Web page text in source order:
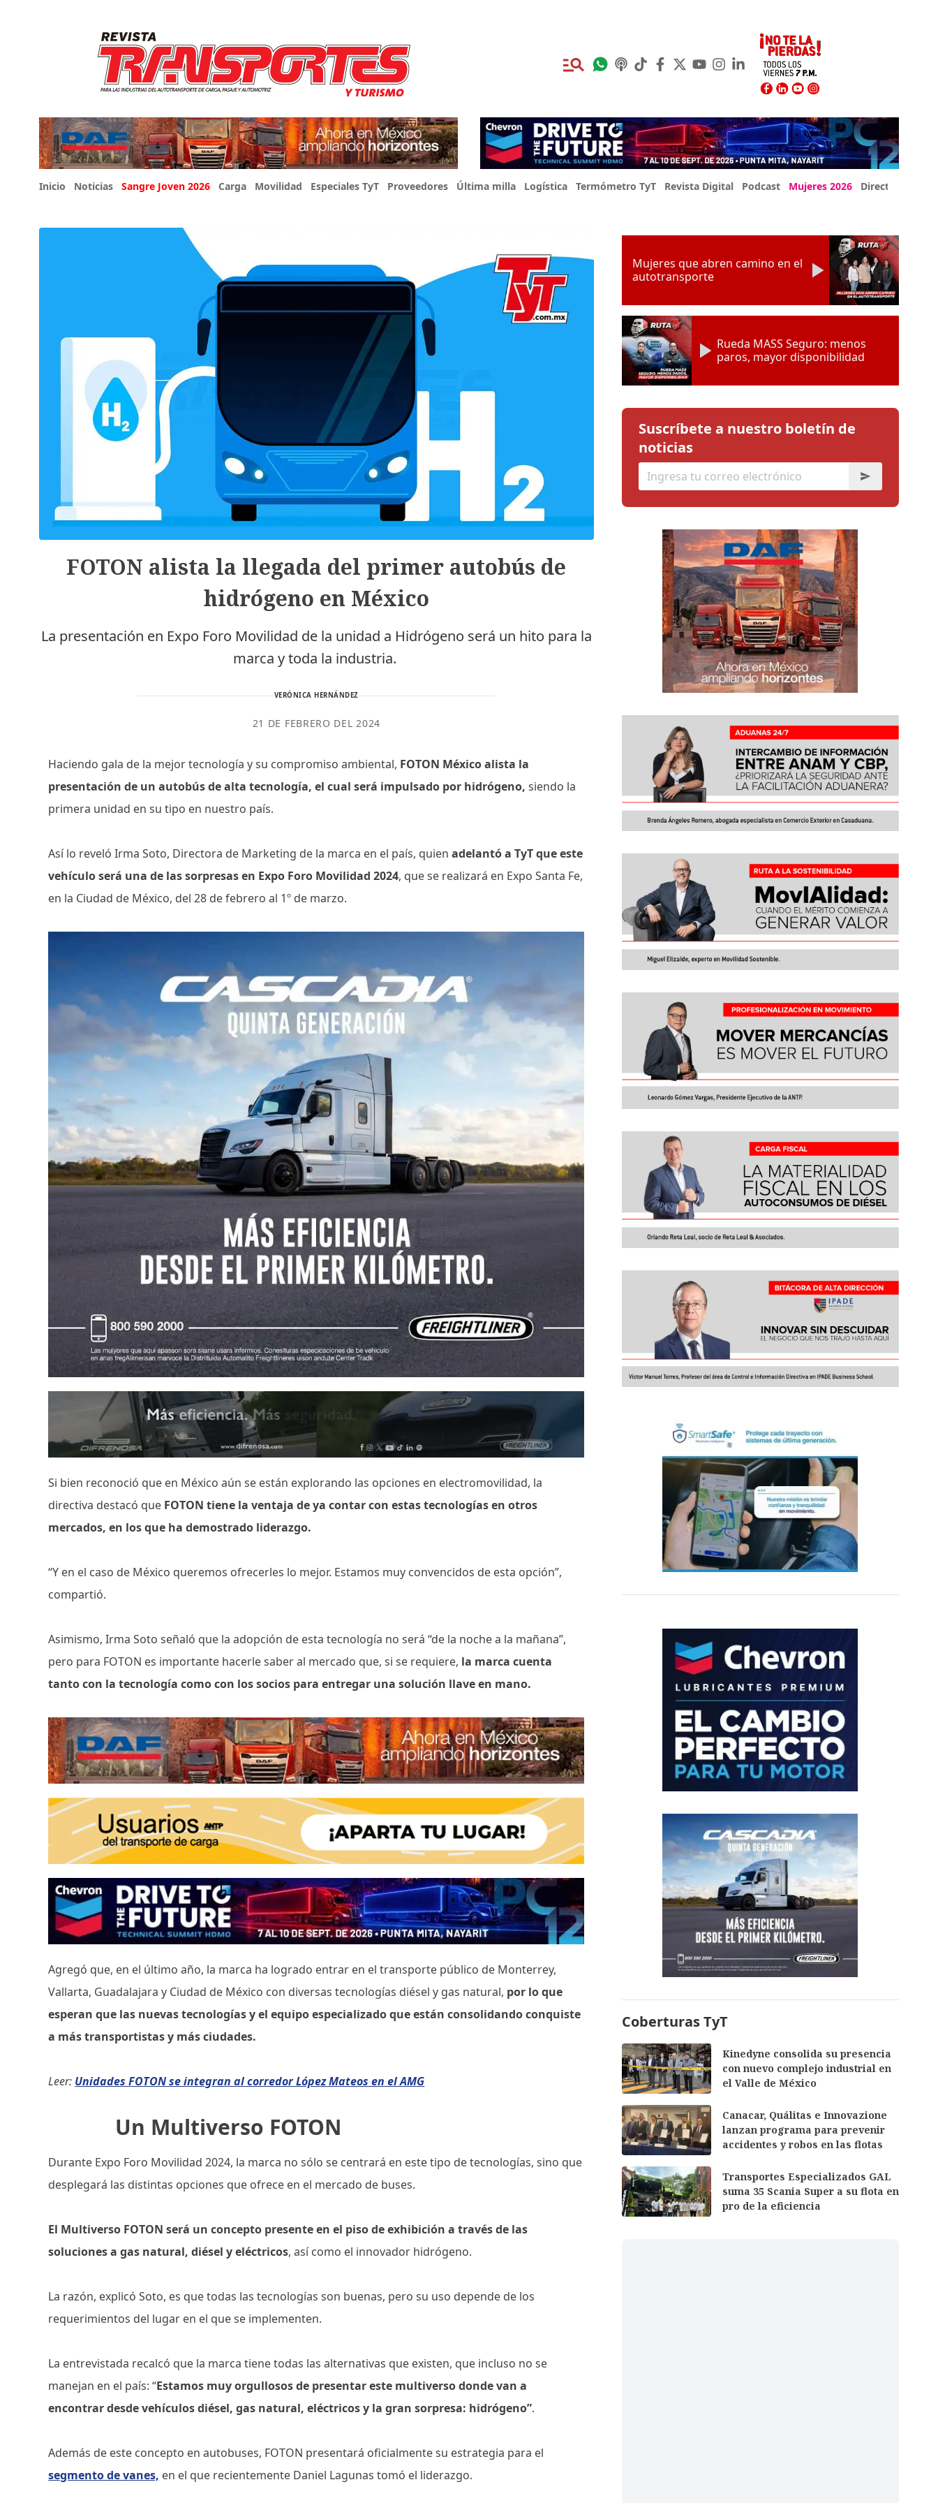
Inicio Noticias Sangre Joven 2026 Carga Movilidad Especiales TyT Proveedores Última milla Logística Termómetro TyT Revista Digital Podcast Mujeres 2026 Directorio Expo
FOTON alista la llegada del primer autobús de
hidrógeno en México
La presentación en Expo Foro Movilidad de la unidad a Hidrógeno será un hito para la
marca y toda la industria.
VERÓNICA HERNÁNDEZ
21 DE FEBRERO DEL 2024
Haciendo gala de la mejor tecnología y su compromiso ambiental, FOTON México alista la
presentación de un autobús de alta tecnología, el cual será impulsado por hidrógeno, siendo la
primera unidad en su tipo en nuestro país.
Así lo reveló Irma Soto, Directora de Marketing de la marca en el país, quienadelantó a TyT que este
vehículo será una de las sorpresas en Expo Foro Movilidad 2024, que se realizará en Expo Santa Fe,
en la Ciudad de México, del 28 de febrero al 1º de marzo.
Si bien reconoció que en México aún se están explorando las opciones en electromovilidad, la
directiva destacó que FOTON tiene la ventaja de ya contar con estas tecnologías en otros
mercados, en los que ha demostrado liderazgo.
“Y en el caso de México queremos ofrecerles lo mejor. Estamos muy convencidos de esta opción”,
compartió.
Asimismo, Irma Soto señaló que la adopción de esta tecnología no será “de la noche a la mañana”,
pero para FOTON es importante hacerle saber al mercado que, si se requiere, la marca cuenta
tanto con la tecnología como con los socios para entregar una solución llave en mano.
Agregó que, en el último año, la marca ha logrado entrar en el transporte público de Monterrey,
Vallarta, Guadalajara y Ciudad de México con diversas tecnologías diésel y gas natural, por lo que
esperan que las nuevas tecnologías y el equipo especializado que están consolidando conquiste
a más transportistas y más ciudades.
Leer: Unidades FOTON se integran al corredor López Mateos en el AMG
Un Multiverso FOTON
Durante Expo Foro Movilidad 2024, la marca no sólo se centrará en este tipo de tecnologías, sino que
desplegará las distintas opciones que ofrece en el mercado de buses.
El Multiverso FOTON será un concepto presente en el piso de exhibición a través de las
soluciones a gas natural, diésel y eléctricos, así como el innovador hidrógeno.
La razón, explicó Soto, es que todas las tecnologías son buenas, pero su uso depende de los
requerimientos del lugar en el que se implementen.
La entrevistada recalcó que la marca tiene todas las alternativas que existen, que incluso no se
manejan en el país: “Estamos muy orgullosos de presentar este multiverso donde van a
encontrar desde vehículos diésel, gas natural, eléctricos y la gran sorpresa: hidrógeno”.
Además de este concepto en autobuses, FOTON presentará oficialmente su estrategia para el
segmento de vanes, en el que recientemente Daniel Lagunas tomó el liderazgo.
Mujeres que abren camino en el
autotransporte
Rueda MASS Seguro: menos
paros, mayor disponibilidad
Suscríbete a nuestro boletín de
noticias
Coberturas TyT
Kinedyne consolida su presencia
con nuevo complejo industrial en
el Valle de México
Canacar, Quálitas e Innovazione
lanzan programa para prevenir
accidentes y robos en las flotas
Transportes Especializados GAL
suma 35 Scania Super a su flota en
pro de la eficiencia